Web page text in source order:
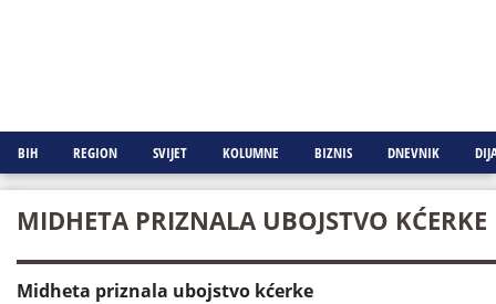
BIH REGION SVIJET KOLUMNE BIZNIS DNEVNIK
MIDHETA PRIZNALA UBOJSTVO KĆERKE
Midheta priznala ubojstvo kćerke